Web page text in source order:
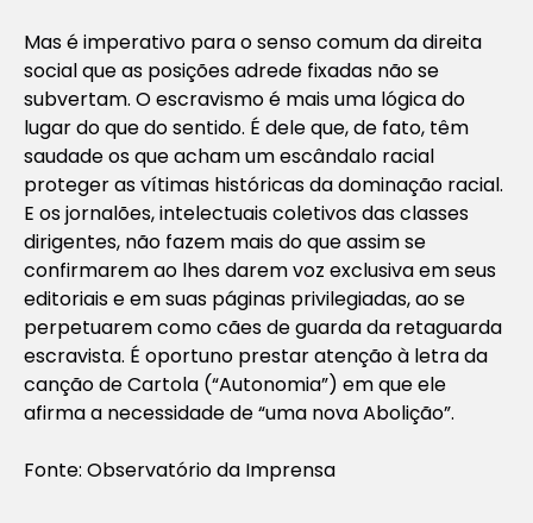
Mas é imperativo para o senso comum da direita
social que as posições adrede fixadas não se
subvertam. O escravismo é mais uma lógica do
lugar do que do sentido. É dele que, de fato, têm
saudade os que acham um escândalo racial
proteger as vítimas históricas da dominação racial.
E os jornalões, intelectuais coletivos das classes
dirigentes, não fazem mais do que assim se
confirmarem ao lhes darem voz exclusiva em seus
editoriais e em suas páginas privilegiadas, ao se
perpetuarem como cães de guarda da retaguarda
escravista. É oportuno prestar atenção à letra da
canção de Cartola (“Autonomia”) em que ele
afirma a necessidade de “uma nova Abolição”.
Fonte: Observatório da Imprensa